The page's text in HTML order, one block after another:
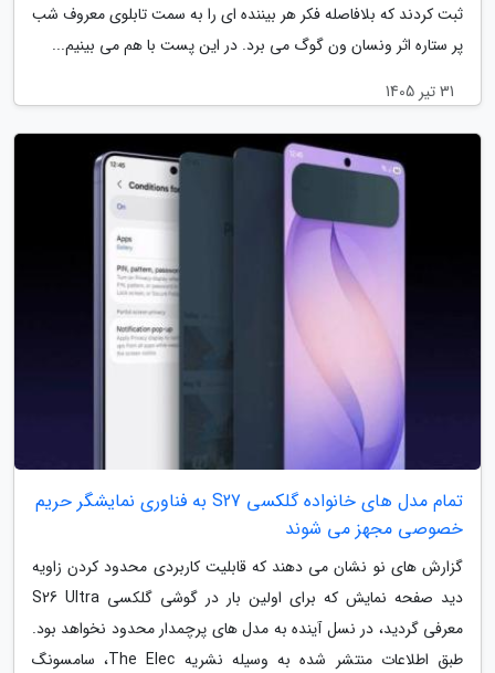
ثبت کردند که بلافاصله فکر هر بیننده ای را به سمت تابلوی معروف شب
پر ستاره اثر ونسان ون گوگ می برد. در این پست با هم می بینیم...
31 تیر 1405
تمام مدل های خانواده گلکسی S27 به فناوری نمایشگر حریم
خصوصی مجهز می شوند
گزارش های نو نشان می دهند که قابلیت کاربردی محدود کردن زاویه
دید صفحه نمایش که برای اولین بار در گوشی گلکسی S26 Ultra
معرفی گردید، در نسل آینده به مدل های پرچمدار محدود نخواهد بود.
طبق اطلاعات منتشر شده به وسیله نشریه The Elec، سامسونگ